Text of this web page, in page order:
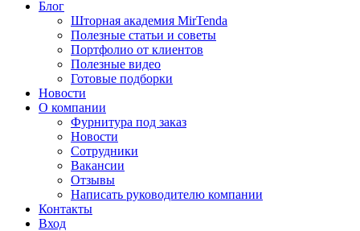
Блог
Шторная академия MirTenda
Полезные статьи и советы
Портфолио от клиентов
Полезные видео
Готовые подборки
Новости
О компании
Фурнитура под заказ
Новости
Сотрудники
Вакансии
Отзывы
Написать руководителю компании
Контакты
Вход